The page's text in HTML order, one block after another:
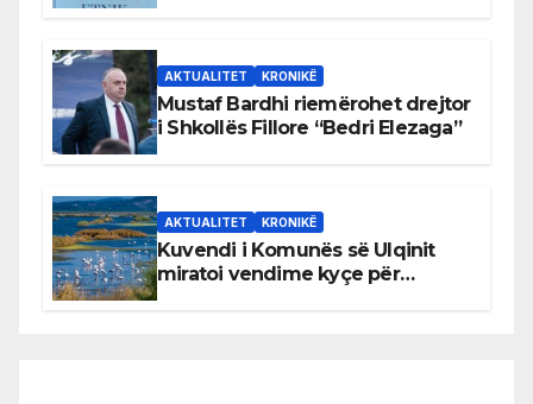
AKTUALITET KRONIKË
Mustaf Bardhi riemërohet drejtor
i Shkollës Fillore “Bedri Elezaga”
AKTUALITET KRONIKË
Kuvendi i Komunës së Ulqinit
miratoi vendime kyçe për